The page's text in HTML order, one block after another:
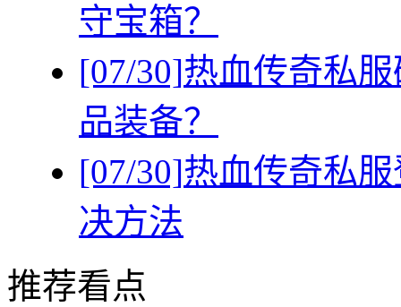
守宝箱？
[07/30]热血传奇私
品装备？
[07/30]热血传奇私
决方法
推荐看点